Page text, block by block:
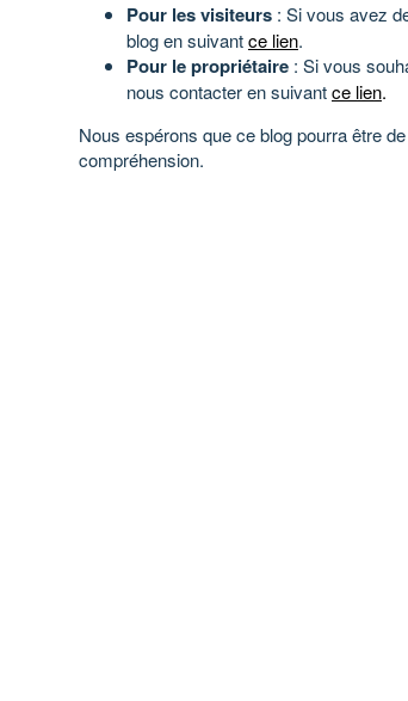
Pour les visiteurs : Si vous avez
blog en suivantce lien.
Pour le propriétaire : Si vous
nous contacter en suivantce lien.
Nous espérons que ce blog pourra être
compréhension.